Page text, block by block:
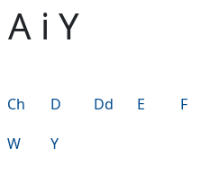
i Y
Ch D Dd E F
W Y